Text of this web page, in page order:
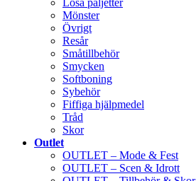
Lösa paljetter
Mönster
Övrigt
Resår
Småtillbehör
Smycken
Softboning
Sybehör
Fiffiga hjälpmedel
Tråd
Skor
Outlet
OUTLET – Mode & Fest
OUTLET – Scen & Idrott